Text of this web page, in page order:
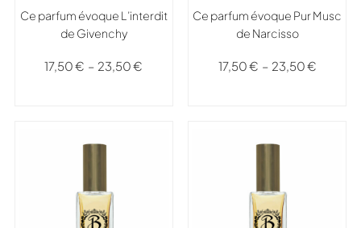
Ce parfum évoque L’interdit
de Givenchy
17,50€ – 23,50€
Ce parfum évoque Pur Musc
de Narcisso
17,50€ – 23,50€